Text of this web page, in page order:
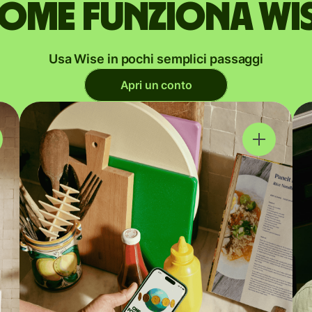
funziona
Usa Wise in pochi semplici passaggi
Apri un conto